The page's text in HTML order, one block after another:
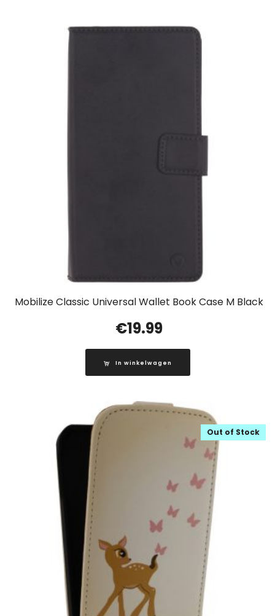
Mobilize Classic Universal Wallet Book Case M Black
€19.99
In winkelwagen
Out of Stock